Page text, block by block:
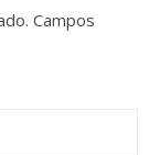
Campos